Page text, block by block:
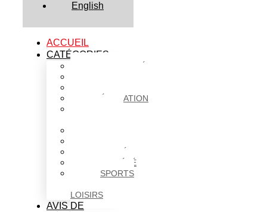
English
ACCUEIL
CATÉGORIES
ÉDUCATION
SOCIÉTÉ
SPORTS
LOISIRS
AVIS DE